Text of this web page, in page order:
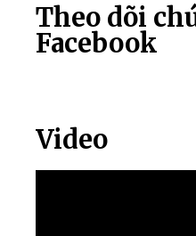
Theo dõi
Facebook
Video